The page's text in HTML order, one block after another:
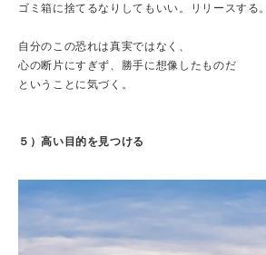
ゴミ箱に捨てるなりしてもいい。リリースする。
自分のこの恐れは真実ではなく、
心の断片にすぎず、勝手に想像したものだ
ということに気づく。
５）高い目的を見つける